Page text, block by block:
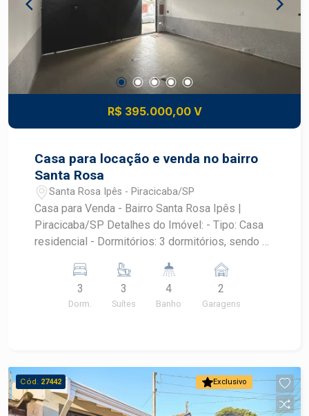
heliestevam@friasneto.com.br Responsável:
Frias Neto Assessoria imobiliária
R$ 395.000,00 V
Casa para locação e venda no bairro
Santa Rosa
Santa Rosa Ipês - Piracicaba/SP
Casa para Venda - Bairro Santa Rosa Ipês |
Piracicaba/SP Detalhes do Imóvel: - Tipo: Casa
residencial - Dormitórios: 3 dormitórios, sendo 3
151,00 m² - Área do terreno: 132,00 m²
Ambientes: - Sala de estar: Ampla e bem
iluminada - Cozinha: Funcional, com espaço para
Bairro Santa Rosa Ipês - Piracicaba/SP -
Tranquilo e com infraestrutura completa -
Próximo a escolas, supermercados, farmácias e
3
Dorm.
3
Suítes
4
Banho
2
Garagens
Exclusivo
Cód. 27442